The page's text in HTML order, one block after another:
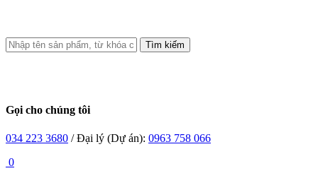
Tìm kiếm
Gọi cho chúng tôi
034 223 3680 / Đại lý (Dự án): 0963 758 066
0